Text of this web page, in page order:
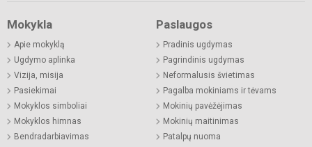
Mokykla
Apie mokyklą
Ugdymo aplinka
Vizija, misija
Pasiekimai
Mokyklos simboliai
Mokyklos himnas
Bendradarbiavimas
Paslaugos
Pradinis ugdymas
Pagrindinis ugdymas
Neformalusis švietimas
Pagalba mokiniams ir tėvams
Mokinių pavėžėjimas
Mokinių maitinimas
Patalpų nuoma